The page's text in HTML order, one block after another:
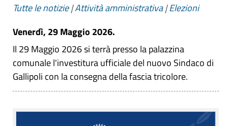
Tutte le notizie|Attività amministrativa|Elezioni
Venerdì, 29 Maggio 2026.
Il 29 Maggio 2026 si terrà presso la palazzina
comunale l'investitura ufficiale del nuovo Sindaco di
Gallipoli con la consegna della fascia tricolore.